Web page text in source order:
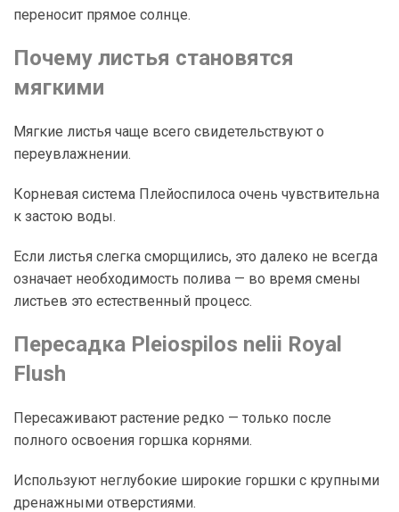
переносит прямое солнце.
Почему листья становятся
мягкими
Мягкие листья чаще всего свидетельствуют о
переувлажнении.
Корневая система Плейоспилоса очень чувствительна
к застою воды.
Если листья слегка сморщились, это далеко не всегда
означает необходимость полива — во время смены
листьев это естественный процесс.
Пересадка Pleiospilos nelii Royal
Flush
Пересаживают растение редко — только после
полного освоения горшка корнями.
Используют неглубокие широкие горшки с крупными
дренажными отверстиями.